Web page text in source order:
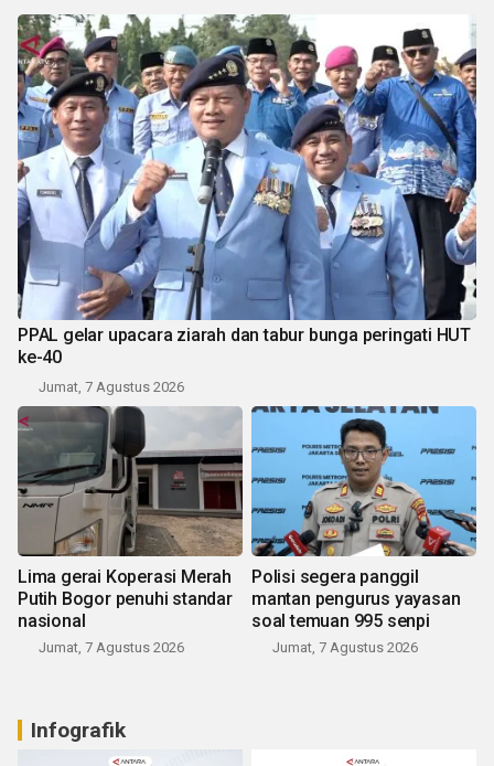
PPAL gelar upacara ziarah dan tabur bunga peringati HUT
ke-40
Jumat, 7 Agustus 2026
Lima gerai Koperasi Merah
Putih Bogor penuhi standar
nasional
Jumat, 7 Agustus 2026
Polisi segera panggil
mantan pengurus yayasan
soal temuan 995 senpi
Jumat, 7 Agustus 2026
Infografik